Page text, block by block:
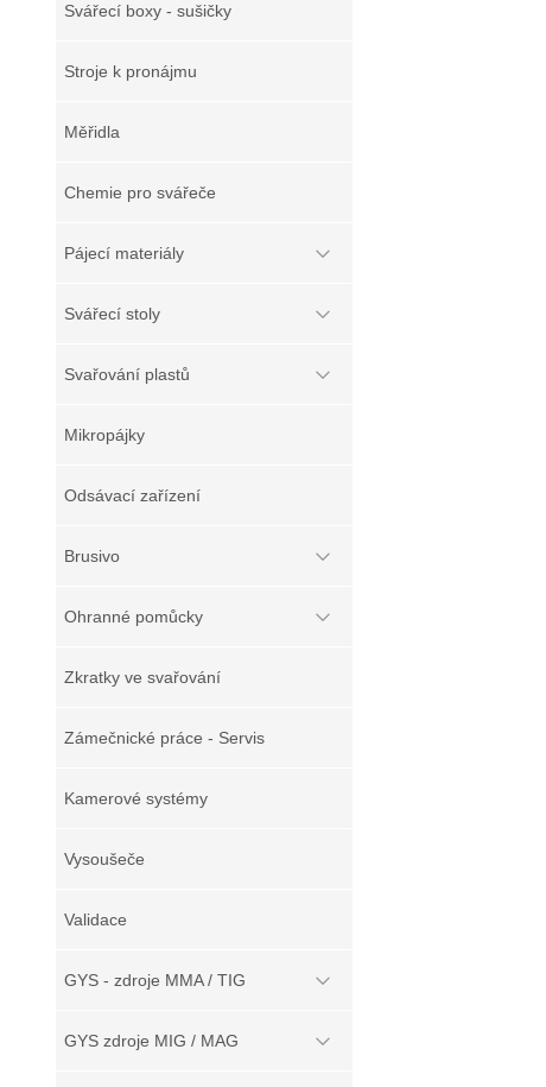
Svářecí boxy - sušičky
Stroje k pronájmu
Měřidla
Chemie pro svářeče
Pájecí materiály
Svářecí stoly
Svařování plastů
Mikropájky
Odsávací zařízení
Brusivo
Ohranné pomůcky
Zkratky ve svařování
Zámečnické práce - Servis
Kamerové systémy
Vysoušeče
Validace
GYS - zdroje MMA / TIG
GYS zdroje MIG / MAG